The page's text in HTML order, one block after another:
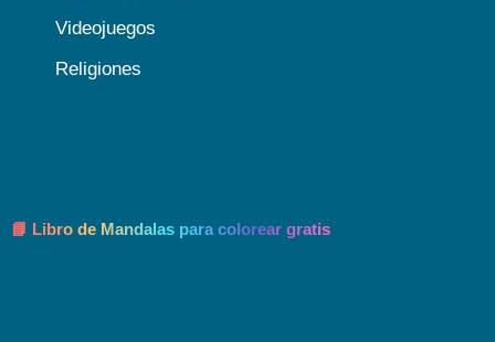
Videojuegos
Religiones
📘 Libro de Mandalas para colorear gratis